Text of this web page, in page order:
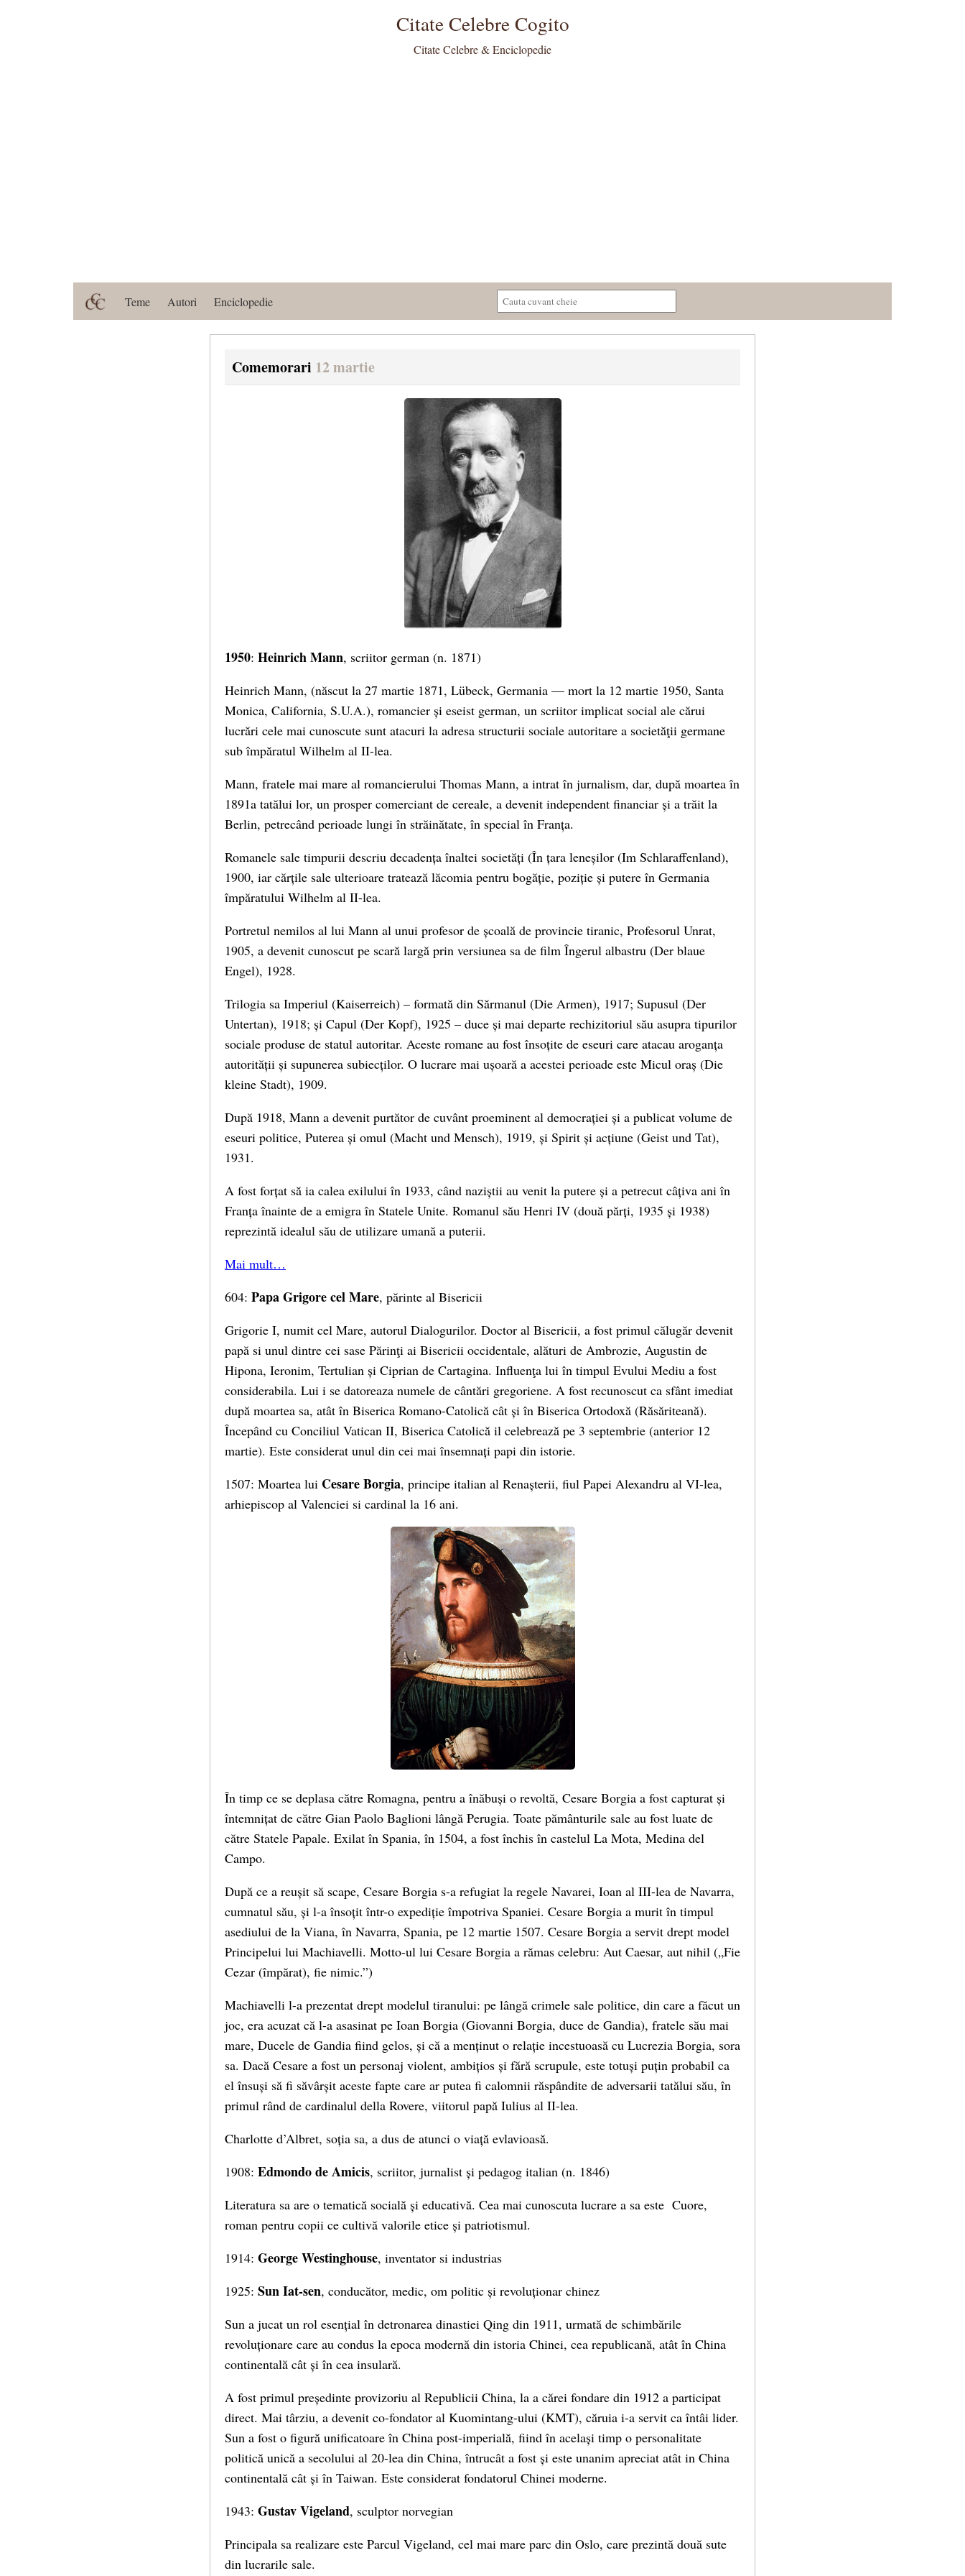
Citate Celebre Cogito
Citate Celebre & Enciclopedie
Teme Autori Enciclopedie
Comemorari 12 martie
1950: Heinrich Mann, scriitor german (n. 1871)
Heinrich Mann, (născut la 27 martie 1871, Lübeck, Germania — mort la 12 martie 1950, Santa
Monica, California, S.U.A.), romancier și eseist german, un scriitor implicat social ale cărui
lucrări cele mai cunoscute sunt atacuri la adresa structurii sociale autoritare a societăţii germane
sub împăratul Wilhelm al II-lea.
Mann, fratele mai mare al romancierului Thomas Mann, a intrat în jurnalism, dar, după moartea în
1891a tatălui lor, un prosper comerciant de cereale, a devenit independent financiar și a trăit la
Berlin, petrecând perioade lungi în străinătate, în special în Franța.
Romanele sale timpurii descriu decadența înaltei societăți (În țara leneșilor (Im Schlaraffenland),
1900, iar cărțile sale ulterioare tratează lăcomia pentru bogăție, poziție și putere în Germania
împăratului Wilhelm al II-lea.
Portretul nemilos al lui Mann al unui profesor de școală de provincie tiranic, Profesorul Unrat,
1905, a devenit cunoscut pe scară largă prin versiunea sa de film Îngerul albastru (Der blaue
Engel), 1928.
Trilogia sa Imperiul (Kaiserreich) – formată din Sărmanul (Die Armen), 1917; Supusul (Der
Untertan), 1918; și Capul (Der Kopf), 1925 – duce și mai departe rechizitoriul său asupra tipurilor
sociale produse de statul autoritar. Aceste romane au fost însoțite de eseuri care atacau aroganța
autorității și supunerea subiecților. O lucrare mai ușoară a acestei perioade este Micul oraș (Die
kleine Stadt), 1909.
După 1918, Mann a devenit purtător de cuvânt proeminent al democrației și a publicat volume de
eseuri politice, Puterea și omul (Macht und Mensch), 1919, și Spirit și acțiune (Geist und Tat),
1931.
A fost forțat să ia calea exilului în 1933, când naziștii au venit la putere și a petrecut câțiva ani în
Franța înainte de a emigra în Statele Unite. Romanul său Henri IV (două părți, 1935 și 1938)
reprezintă idealul său de utilizare umană a puterii.
Mai mult…
604: Papa Grigore cel Mare, părinte al Bisericii
Grigorie I, numit cel Mare, autorul Dialogurilor. Doctor al Bisericii, a fost primul călugăr devenit
papă si unul dintre cei sase Părinţi ai Bisericii occidentale, alături de Ambrozie, Augustin de
Hipona, Ieronim, Tertulian și Ciprian de Cartagina. Influenţa lui în timpul Evului Mediu a fost
considerabila. Lui i se datoreaza numele de cântări gregoriene. A fost recunoscut ca sfânt imediat
după moartea sa, atât în Biserica Romano-Catolică cât și în Biserica Ortodoxă (Răsăriteană).
Începând cu Conciliul Vatican II, Biserica Catolică il celebrează pe 3 septembrie (anterior 12
martie). Este considerat unul din cei mai însemnați papi din istorie.
1507: Moartea lui Cesare Borgia, principe italian al Renașterii, fiul Papei Alexandru al VI-lea,
arhiepiscop al Valenciei si cardinal la 16 ani.
În timp ce se deplasa către Romagna, pentru a înăbuși o revoltă, Cesare Borgia a fost capturat și
întemnițat de către Gian Paolo Baglioni lângă Perugia. Toate pământurile sale au fost luate de
către Statele Papale. Exilat în Spania, în 1504, a fost închis în castelul La Mota, Medina del
Campo.
După ce a reușit să scape, Cesare Borgia s-a refugiat la regele Navarei, Ioan al III-lea de Navarra,
cumnatul său, și l-a însoțit într-o expediție împotriva Spaniei. Cesare Borgia a murit în timpul
asediului de la Viana, în Navarra, Spania, pe 12 martie 1507. Cesare Borgia a servit drept model
Principelui lui Machiavelli. Motto-ul lui Cesare Borgia a rămas celebru: Aut Caesar, aut nihil („Fie
Cezar (împărat), fie nimic.”)
Machiavelli l-a prezentat drept modelul tiranului: pe lângă crimele sale politice, din care a făcut un
joc, era acuzat că l-a asasinat pe Ioan Borgia (Giovanni Borgia, duce de Gandia), fratele său mai
mare, Ducele de Gandia fiind gelos, și că a menținut o relație incestuoasă cu Lucrezia Borgia, sora
sa. Dacă Cesare a fost un personaj violent, ambițios și fără scrupule, este totuși puțin probabil ca
el însuși să fi săvârșit aceste fapte care ar putea fi calomnii răspândite de adversarii tatălui său, în
primul rând de cardinalul della Rovere, viitorul papă Iulius al II-lea.
Charlotte d’Albret, soția sa, a dus de atunci o viață evlavioasă.
1908: Edmondo de Amicis, scriitor, jurnalist și pedagog italian (n. 1846)
Literatura sa are o tematică socială și educativă. Cea mai cunoscuta lucrare a sa este Cuore,
roman pentru copii ce cultivă valorile etice și patriotismul.
1914: George Westinghouse, inventator si industrias
1925: Sun Iat-sen, conducător, medic, om politic și revoluționar chinez
Sun a jucat un rol esențial în detronarea dinastiei Qing din 1911, urmată de schimbările
revoluționare care au condus la epoca modernă din istoria Chinei, cea republicană, atât în China
continentală cât și în cea insulară.
A fost primul președinte provizoriu al Republicii China, la a cărei fondare din 1912 a participat
direct. Mai târziu, a devenit co-fondator al Kuomintang-ului (KMT), căruia i-a servit ca întâi lider.
Sun a fost o figură unificatoare în China post-imperială, fiind în același timp o personalitate
politică unică a secolului al 20-lea din China, întrucât a fost și este unanim apreciat atât in China
continentală cât și în Taiwan. Este considerat fondatorul Chinei moderne.
1943: Gustav Vigeland, sculptor norvegian
Principala sa realizare este Parcul Vigeland, cel mai mare parc din Oslo, care prezintă două sute
din lucrarile sale.